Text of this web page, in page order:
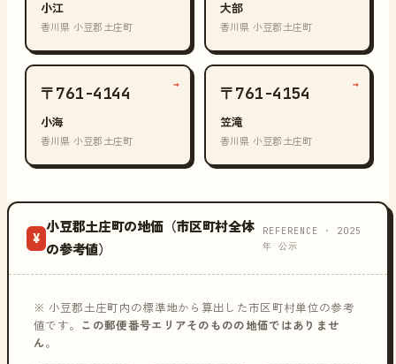
小江
香川県 小豆郡土庄町
大部
香川県 小豆郡土庄町
〒761-4144
小海
香川県 小豆郡土庄町
→ 〒761-4154
笠滝
香川県 小豆郡土庄町
→
¥
小豆郡土庄町の地価（市区町村全体
の参考値）
REFERENCE · 2025
年 公示
※ 小豆郡土庄町内の標準地から算出した市区町村単位の参考
値です。
この郵便番号エリアそのものの地価ではありませ
ん。